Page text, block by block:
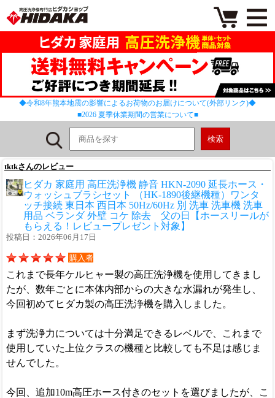
◆令和8年熊本地震の影響によるお荷物のお届けについて(外部リンク)◆
■2026 夏季休業期間の営業について■
tktkさんのレビュー
ヒダカ 家庭用 高圧洗浄機 静音 HKN-2090 延長ホース・
ウォッシュブラシセット （HK-1890後継機種）ワンタ
ッチ接続 東日本 西日本 50Hz/60Hz 別 洗車 洗車機 洗車
用品 ベランダ 外壁 コケ 除去 父の日【ホースリールが
もらえる！レビュープレゼント対象】
投稿日：2026年06月17日
購入者
これまで長年ケルヒャー製の高圧洗浄機を使用してきまし
たが、数年ごとに本体内部からの大きな水漏れが発生し、
今回初めてヒダカ製の高圧洗浄機を購入しました。
まず洗浄力については十分満足できるレベルで、これまで
使用していた上位クラスの機種と比較しても不足は感じま
せんでした。
今回、追加10m高圧ホース付きのセットを選びましたが、こ